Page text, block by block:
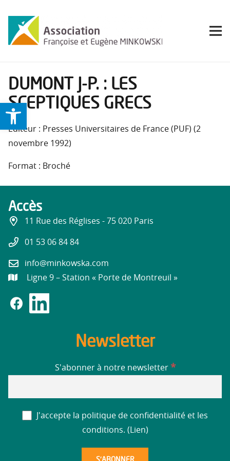
Ouvrir la barre d’outils
DUMONT J-P. : LES
SCEPTIQUES GRECS
Éditeur : Presses Universitaires de France (PUF) (2
novembre 1992)
Format : Broché
Accès
11 Rue des Réglises - 75 020 Paris
01 53 06 84 84
info@minkowska.com
Ligne 9 – Station « Porte de Montreuil »
Newsletter
S'abonner à notre newsletter *
J'accepte la politique de confidentialité et les
conditions. ( Lien)